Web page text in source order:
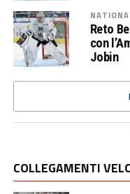
Reto
con
Jobin
COLLEGAMENTI